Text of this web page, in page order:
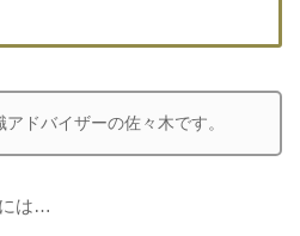
ドバイザーの佐々木です。
は…